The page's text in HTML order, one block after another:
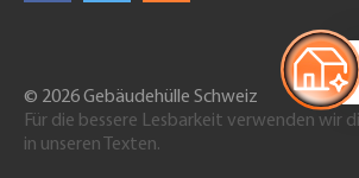
© 2026 Gebäudehülle Schweiz
Für die bessere Lesbarkeit verwenden wir
in unseren Texten.